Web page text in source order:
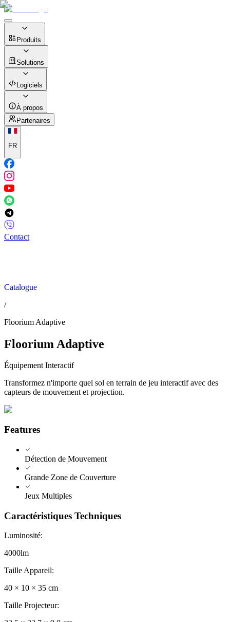
Produits
Solutions
Logiciels
À propos
Partenaires
FR
Contact
Catalogue
/
Floorium Adaptive
Floorium Adaptive
Équipement Interactif
Transformez n'importe quel sol en terrain de jeu interactif avec des
capteurs de mouvement et projection.
Features
Détection de Mouvement
Grande Zone de Couverture
Jeux Multiples
Caractéristiques Techniques
Luminosité:
4000lm
Taille Appareil:
40 × 10 × 35 cm
Taille Projecteur: